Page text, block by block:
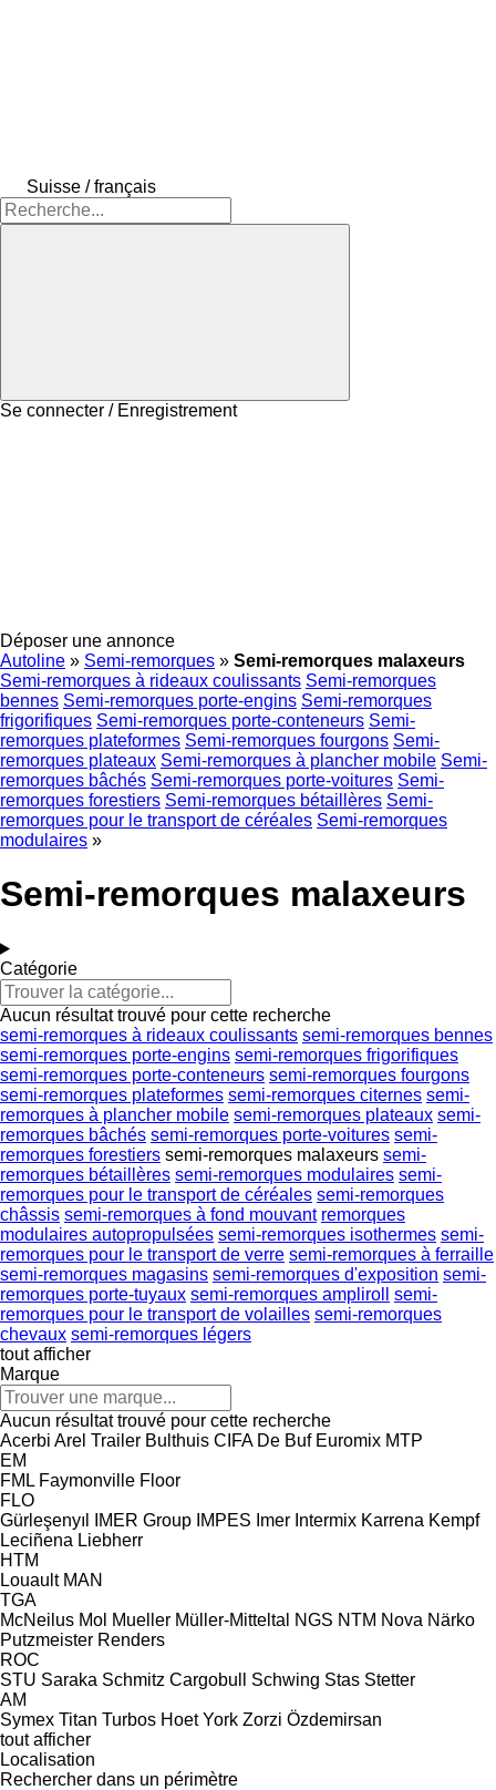
Suisse / français
Se connecter / Enregistrement
Déposer une annonce
Autoline » Semi-remorques » Semi-remorques malaxeurs
Semi-remorques à rideaux coulissants Semi-remorques
bennes Semi-remorques porte-engins Semi-remorques
frigorifiques Semi-remorques porte-conteneurs Semi-
remorques plateformes Semi-remorques fourgons Semi-
remorques plateaux Semi-remorques à plancher mobile Semi-
remorques bâchés Semi-remorques porte-voitures Semi-
remorques forestiers Semi-remorques bétaillères Semi-
remorques pour le transport de céréales Semi-remorques
modulaires »
Semi-remorques malaxeurs
Catégorie
Aucun résultat trouvé pour cette recherche
semi-remorques à rideaux coulissants semi-remorques bennes
semi-remorques porte-engins semi-remorques frigorifiques
semi-remorques porte-conteneurs semi-remorques fourgons
semi-remorques plateformes semi-remorques citernes semi-
remorques à plancher mobile semi-remorques plateaux semi-
remorques bâchés semi-remorques porte-voitures semi-
remorques forestiers semi-remorques malaxeurs semi-
remorques bétaillères semi-remorques modulaires semi-
remorques pour le transport de céréales semi-remorques
châssis semi-remorques à fond mouvant remorques
modulaires autopropulsées semi-remorques isothermes semi-
remorques pour le transport de verre semi-remorques à ferraille
semi-remorques magasins semi-remorques d'exposition semi-
remorques porte-tuyaux semi-remorques ampliroll
semi-
remorques pour le transport de volailles semi-remorques
chevaux semi-remorques légers
tout afficher
Marque
Aucun résultat trouvé pour cette recherche
Acerbi Arel Trailer Bulthuis CIFA De Buf Euromix MTP
EM
FML Faymonville Floor
FLO
Gürleşenyıl
IMER Group IMPES Imer Intermix Karrena Kempf
Leciñena Liebherr
HTM
Louault MAN
TGA
McNeilus Mol Mueller Müller-Mitteltal NGS NTM Nova Närko
Putzmeister Renders
ROC
STU Saraka Schmitz Cargobull Schwing Stas Stetter
AM
Symex Titan Turbos Hoet York Zorzi Özdemirsan
tout afficher
Localisation
Rechercher dans un périmètre